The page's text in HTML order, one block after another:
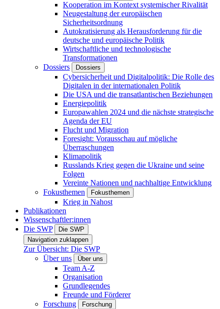
Kooperation im Kontext systemischer Rivalität
Neugestaltung der europäischen
Sicherheitsordnung
Autokratisierung als Herausforderung für die
deutsche und europäische Politik
Wirtschaftliche und technologische
Transformationen
Dossiers
Dossiers
Cybersicherheit und Digitalpolitik: Die Rolle des
Digitalen in der internationalen Politik
Die USA und die transatlantischen Beziehungen
Energiepolitik
Europawahlen 2024 und die nächste strategische
Agenda der EU
Flucht und Migration
Foresight: Vorausschau auf mögliche
Überraschungen
Klimapolitik
Russlands Krieg gegen die Ukraine und seine
Folgen
Vereinte Nationen und nachhaltige Entwicklung
Fokusthemen
Fokusthemen
Krieg in Nahost
Publikationen
Wissenschaftler:innen
Die SWP
Die SWP
Navigation zuklappen
Zur Übersicht: Die SWP
Über uns
Über uns
Team A-Z
Organisation
Grundlegendes
Freunde und Förderer
Forschung
Forschung